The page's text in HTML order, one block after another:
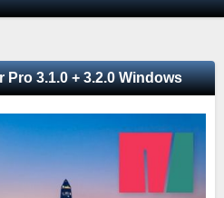
3.1.0 + 3.2.0 Windows